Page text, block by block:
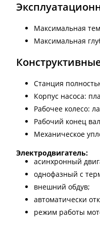
Максимальная
Максимальная
Станция
Корпус насоса:
Рабочее колесо:
Рабочий конец
Механическое
Электродвигатель:
асинхронный
однофазный с
внешний обдув;
автоматически
режим работы